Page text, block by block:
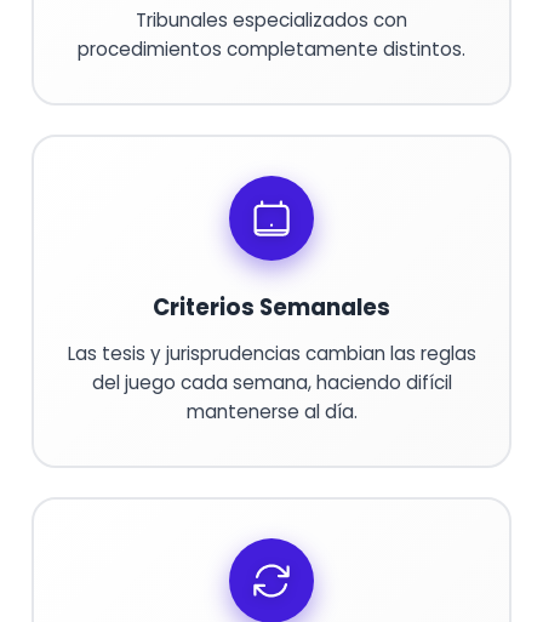
Tribunales especializados con
procedimientos completamente distintos.
Criterios Semanales
Las tesis y jurisprudencias cambian las reglas
del juego cada semana, haciendo difícil
mantenerse al día.